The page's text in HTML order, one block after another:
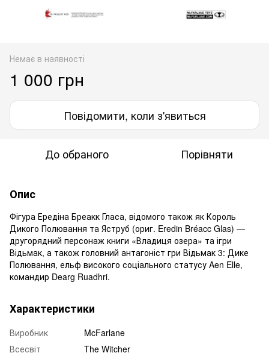
Немає в наявності
1 000 грн
Повідомити, коли з'явиться
До обраного Порівняти
Опис
Фігура Ередіна Бреакк Гласа, відомого також як Король
Дикого Полювання та Яструб (ориг. Eredin Bréacc Glas) —
другорядний персонаж книги «Владиця озера» та ігри
Відьмак, а також головний антагоніст гри Відьмак 3: Дике
Полювання, ельф високого соціального статусу Aen Elle,
командир Dearg Ruadhri.
Характеристики
Виробник
McFarlane
Всесвіт
The Witcher